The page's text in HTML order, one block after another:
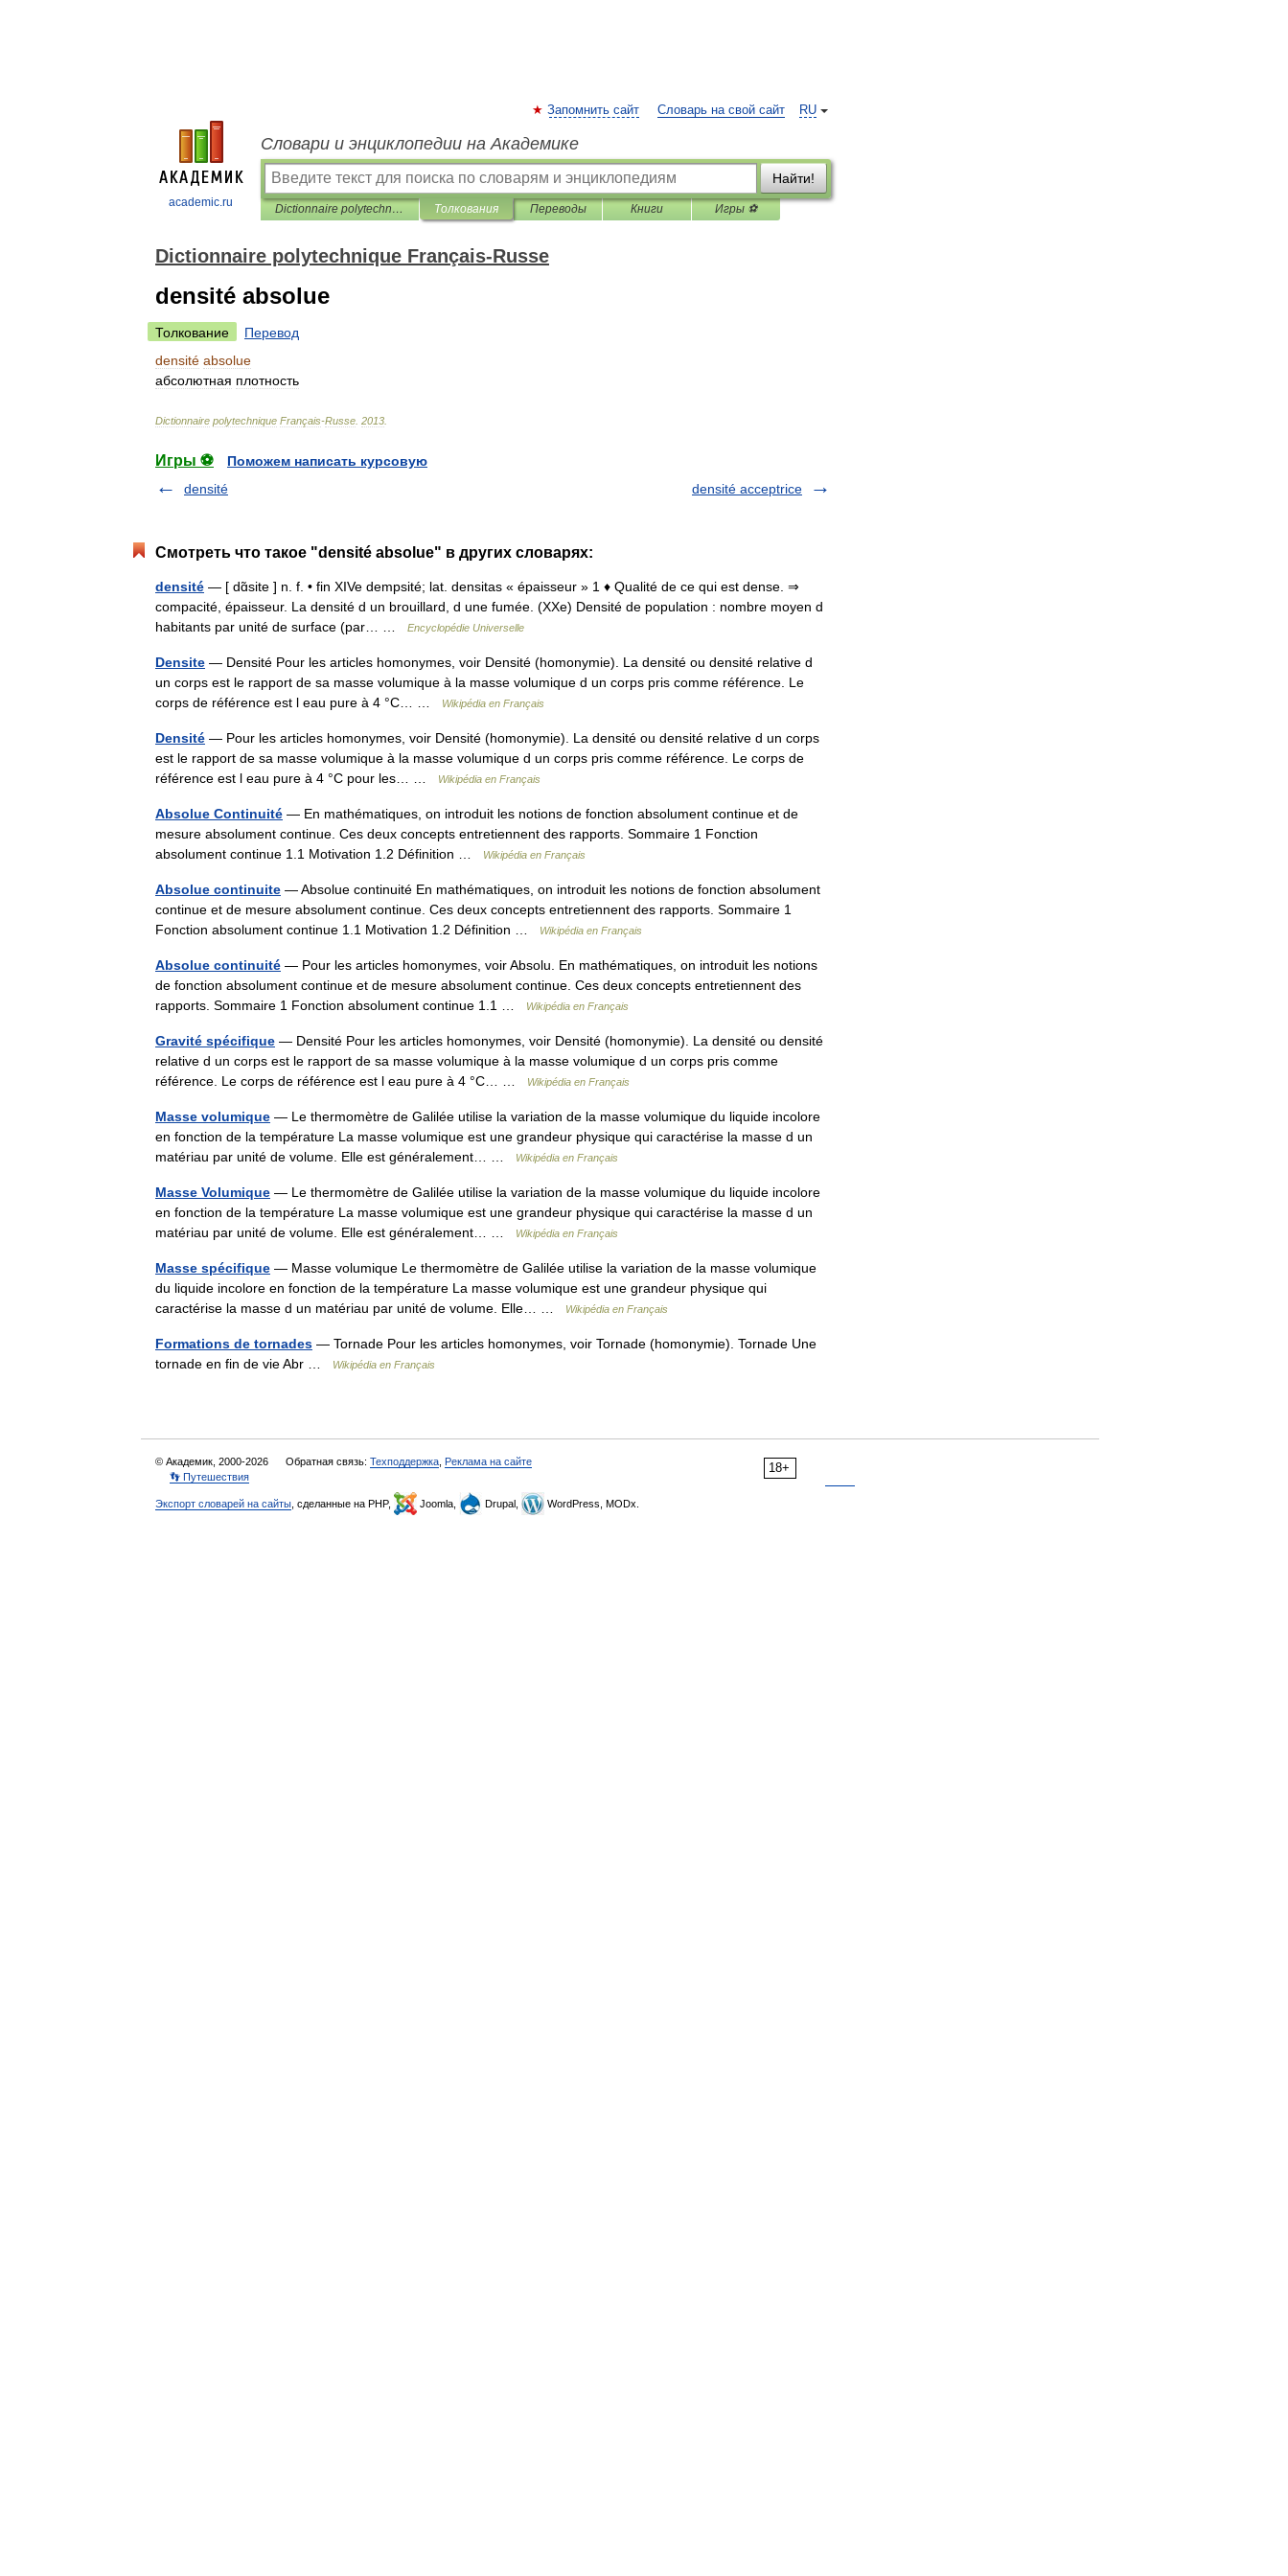
academic.ru
RU
Запомнить сайт Словарь на свой сайт
Словари и энциклопедии на Академике
Найти!
Dictionnaire polytechnique Français-Russe Толкования Переводы Книги Игры ⚽
Dictionnaire polytechnique Français-Russe
densité absolue
Толкование
Перевод
densité absolue
абсолютная плотность
Dictionnaire polytechnique Français-Russe 2013
Игры ⚽
Поможем написать курсовую
densité
densité acceptrice
Смотреть что такое "densité absolue" в других словарях:
densité — [ dɑ̃site ] n. f. • fin XIVe dempsité; lat. densitas « épaisseur » 1 ♦ Qualité de ce qui est dense. ⇒
compacité, épaisseur. La densité d un brouillard, d une fumée. (XXe) Densité de population : nombre moyen d
habitants par unité de surface (par… …
Encyclopédie Universelle
Densite — Densité Pour les articles homonymes, voir Densité (homonymie). La densité ou densité relative d
un corps est le rapport de sa masse volumique à la masse volumique d un corps pris comme référence. Le
corps de référence est l eau pure à 4 °C… …
Wikipédia en Français
Densité — Pour les articles homonymes, voir Densité (homonymie). La densité ou densité relative d un corps
est le rapport de sa masse volumique à la masse volumique d un corps pris comme référence. Le corps de
référence est l eau pure à 4 °C pour les… …
Wikipédia en Français
Absolue Continuité — En mathématiques, on introduit les notions de fonction absolument continue et de
mesure absolument continue. Ces deux concepts entretiennent des rapports. Sommaire 1 Fonction
absolument continue 1.1 Motivation 1.2 Définition …
Wikipédia en Français
Absolue continuite — Absolue continuité En mathématiques, on introduit les notions de fonction absolument
continue et de mesure absolument continue. Ces deux concepts entretiennent des rapports. Sommaire 1
Fonction absolument continue 1.1 Motivation 1.2 Définition …
Wikipédia en Français
Absolue continuité — Pour les articles homonymes, voir Absolu. En mathématiques, on introduit les notions
de fonction absolument continue et de mesure absolument continue. Ces deux concepts entretiennent des
rapports. Sommaire 1 Fonction absolument continue 1.1 …
Wikipédia en Français
Gravité spécifique — Densité Pour les articles homonymes, voir Densité (homonymie). La densité ou densité
relative d un corps est le rapport de sa masse volumique à la masse volumique d un corps pris comme
référence. Le corps de référence est l eau pure à 4 °C… …
Wikipédia en Français
Masse volumique — Le thermomètre de Galilée utilise la variation de la masse volumique du liquide incolore
en fonction de la température La masse volumique est une grandeur physique qui caractérise la masse d un
matériau par unité de volume. Elle est généralement… …
Wikipédia en Français
Masse Volumique — Le thermomètre de Galilée utilise la variation de la masse volumique du liquide incolore
en fonction de la température La masse volumique est une grandeur physique qui caractérise la masse d un
matériau par unité de volume. Elle est généralement… …
Wikipédia en Français
Masse spécifique — Masse volumique Le thermomètre de Galilée utilise la variation de la masse volumique
du liquide incolore en fonction de la température La masse volumique est une grandeur physique qui
caractérise la masse d un matériau par unité de volume. Elle… …
Wikipédia en Français
Formations de tornades — Tornade Pour les articles homonymes, voir Tornade (homonymie). Tornade Une
tornade en fin de vie Abr …
Wikipédia en Français
18+
© Академик, 2000-2026 Обратная связь: Техподдержка Реклама на сайте
👣 Путешествия
Экспорт словарей на сайты , сделанные на PHP, Joomla, Drupal, WordPress, MODx.